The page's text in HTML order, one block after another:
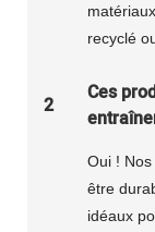
recyclé
2
Ces
Oui !
être
idéaux